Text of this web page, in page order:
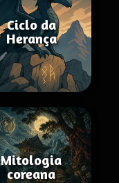
Ciclo da
Herança
Mitologia
coreana